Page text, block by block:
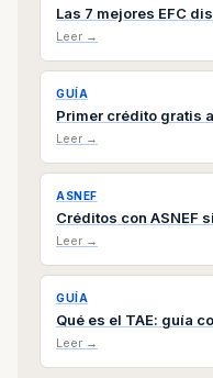
Las 7 mejores EFC
Leer →
GUÍA
Primer crédito gratis
Leer →
ASNEF
Créditos con ASNEF
Leer →
GUÍA
Qué es el TAE: guía
Leer →